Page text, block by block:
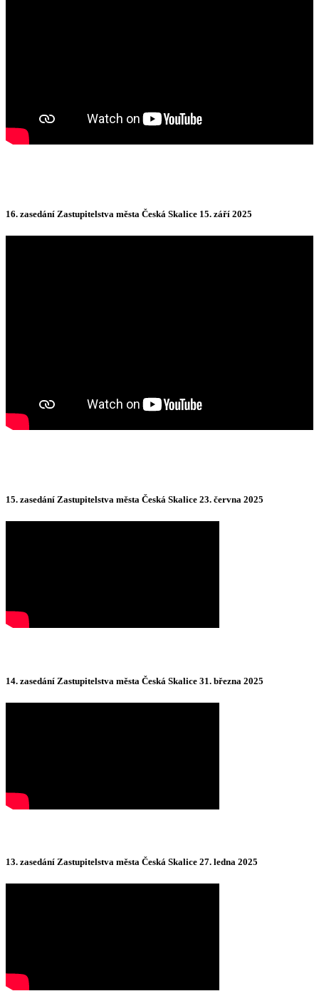
16. zasedání Zastupitelstva města Česká Skalice 15. září 2025
15. zasedání Zastupitelstva města Česká Skalice 23. června 2025
14. zasedání Zastupitelstva města Česká Skalice 31. března 2025
13. zasedání Zastupitelstva města Česká Skalice 27. ledna 2025